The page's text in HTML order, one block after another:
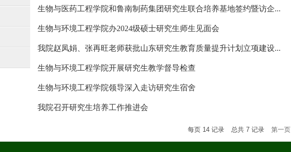
生物与医药工程学院和鲁南制药集团研究生联合培养基地签约暨访企...
生物与环境工程学院办2024级硕士研究生师生见面会
我院赵凤娟、张再旺老师获批山东研究生教育质量提升计划立项建设...
生物与环境工程学院开展研究生教学督导检查
生物与环境工程学院领导深入走访研究生宿舍
我院召开研究生培养工作推进会
每页 14 记录 总共 7 记录 第一页